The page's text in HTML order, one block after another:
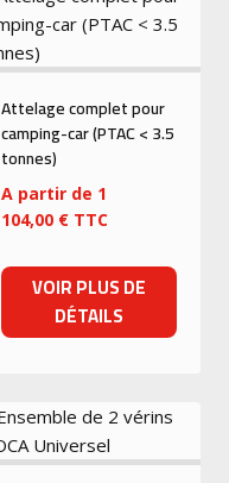
Attelage complet pour
camping-car (PTAC < 3.5
tonnes)
A partir de 1
104,00 € TTC
VOIR PLUS DE
DÉTAILS